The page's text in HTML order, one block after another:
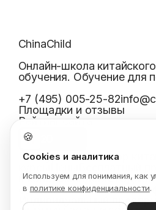
ChinaChild
Онлайн-школа
обучения. Обучение для
+7 (495) 005-25-82
Площадки и отзывы
Рейтинг сайта
Я
Все курсыРепетитор
школеКомандаМетодика
соглашениеПолитика
Индивидуальный
🍪
Cookies и аналитика
Используем для понимания, как
в политике конфиденциальности.